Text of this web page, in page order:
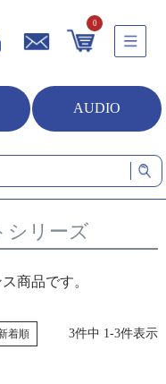
0
AUDIO
シリーズ
商品です。
着順 3件中 1-3件表示